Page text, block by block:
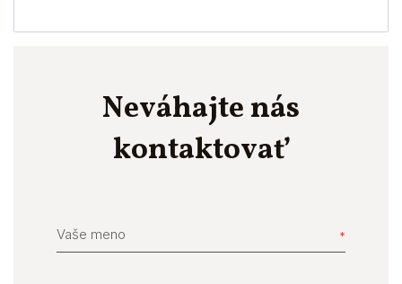
Neváhajte nás
kontaktovať
Vaše meno